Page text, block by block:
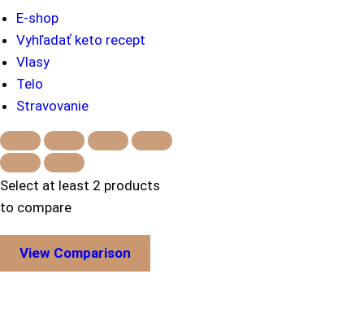
E-shop
Vyhľadať keto recept
Vlasy
Telo
Stravovanie
Select at least 2 products
to compare
View Comparison